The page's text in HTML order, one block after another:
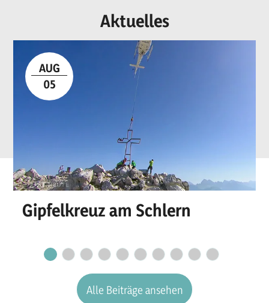
Aktuelles
AUG
05
Gipfelkreuz am Schlern
Alle Beiträge ansehen